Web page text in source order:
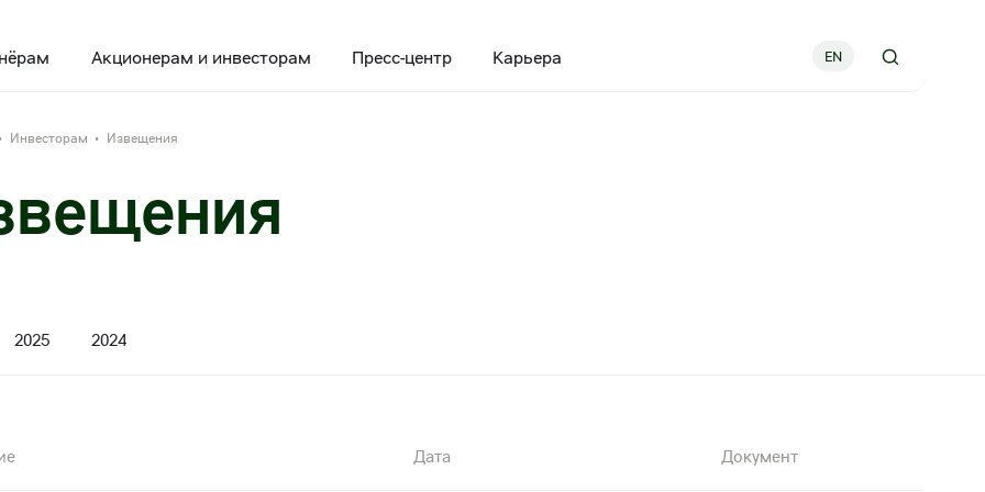
Акционерам и инвесторам Пресс-центр Карьера EN
• Инвесторам • Извещения
2025 2024
Дата Документ